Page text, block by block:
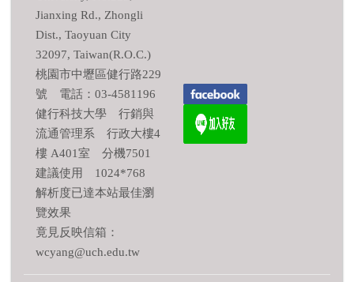
Jianxing Rd., Zhongli
Dist., Taoyuan City
32097, Taiwan(R.O.C.)
桃園市中壢區健行路229
號 電話：03-4581196
健行科技大學 行銷與
流通管理系 行政大樓4
樓 A401室 分機7501
建議使用 1024*768
解析度已達本站最佳瀏
覽效果
竟見反映信箱：
wcyang@uch.edu.tw